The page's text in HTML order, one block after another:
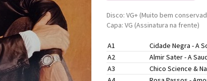
Disco: VG+ (Muito bem
Capa: VG (Assinatura na frente)
A1 Cidade Negra -A
A2
Almir Sater -A
A3
Chico Science &